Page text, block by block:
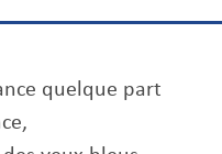
quelque part